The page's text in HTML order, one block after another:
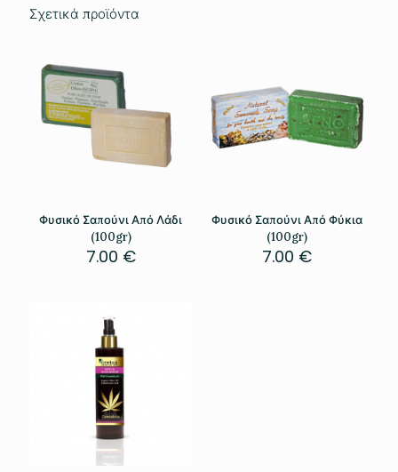
Σχετικά προϊόντα
Φυσικό Σαπούνι Από Λάδι
(100gr)
7.00 €
Φυσικό Σαπούνι Από Φύκια
(100gr)
7.00 €